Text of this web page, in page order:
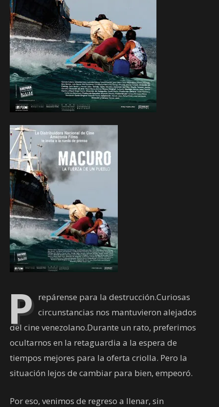
P repárense para la destrucción.Curiosas
circunstancias nos mantuvieron alejados
del cine venezolano.Durante un rato, preferimos
ocultarnos en la retaguardia a la espera de
tiempos mejores para la oferta criolla. Pero la
situación lejos de cambiar para bien, empeoró.
Por eso, venimos de regreso a llenar, sin